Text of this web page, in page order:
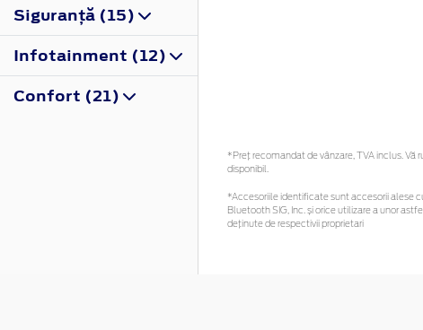
Siguranţă (15)
Infotainment (12)
Confort (21)
*Preţ recomandat de vânzare, TVA inclus.
disponibil.
*Accesoriile identificate sunt accesorii alese
Bluetooth SIG, Inc. și orice utilizare a unor
deținute de respectivii proprietari